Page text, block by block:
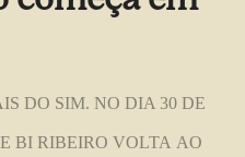
DO SIM. NO DIA 30 DE
BI RIBEIRO VOLTA AO